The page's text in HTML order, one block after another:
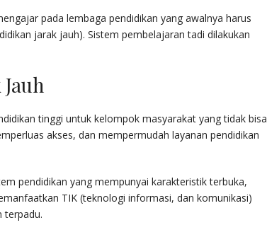
pada lembaga pendidikan yang awalnya harus
jarak jauh). Sistem pembelajaran tadi dilakukan
tinggi untuk kelompok masyarakat yang tidak bisa
akses, dan mempermudah layanan pendidikan
pendidikan yang mempunyai karakteristik terbuka,
TIK (teknologi informasi, dan komunikasi)
terpadu.